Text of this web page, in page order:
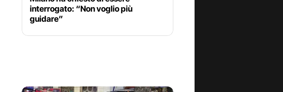
interrogato: “Non voglio più
guidare”